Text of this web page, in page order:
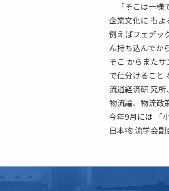
「そこは一様
企業文化に もよ
例えばフェデッ
ん持ち込んでか
そこ からまた
で仕分けること
流通経済研 究所
物流論、物流政
今年9月には 「
日本物 流学会副